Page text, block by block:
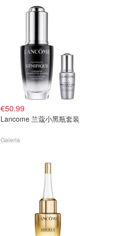
€50.99
Lancome 兰蔻小黑瓶套装
Galeria